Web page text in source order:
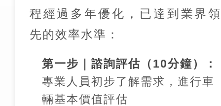
程經過多年優化，已達到業界領
先的效率水準：
第一步｜諮詢評估（10分鐘）：
專業人員初步了解需求，進行車
輛基本價值評估